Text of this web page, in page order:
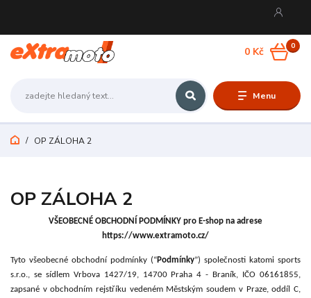
Menu
0
0 Kč
OP ZÁLOHA 2
OP ZÁLOHA 2
VŠEOBECNÉ OBCHODNÍ PODMÍNKY pro E-shop na adrese
https://www.extramoto.cz/
Tyto všeobecné obchodní podmínky (“Podmínky”) společnosti katomi sports
s.r.o., se sídlem Vrbova 1427/19, 14700 Praha 4 - Braník, IČO 06161855,
zapsané v obchodním rejstříku vedeném Městským soudem v Praze, oddíl C,